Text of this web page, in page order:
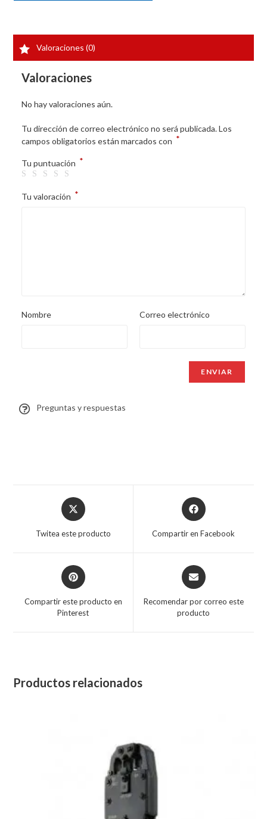
Valoraciones (0)
Valoraciones
No hay valoraciones aún.
Tu dirección de correo electrónico no será publicada. Los
campos obligatorios están marcados con *
Tu puntuación *
Tu valoración *
Nombre Correo electrónico
Preguntas y respuestas
Twitea este producto Compartir en Facebook
Compartir este producto en
Pinterest
Recomendar por correo este
producto
Productos relacionados